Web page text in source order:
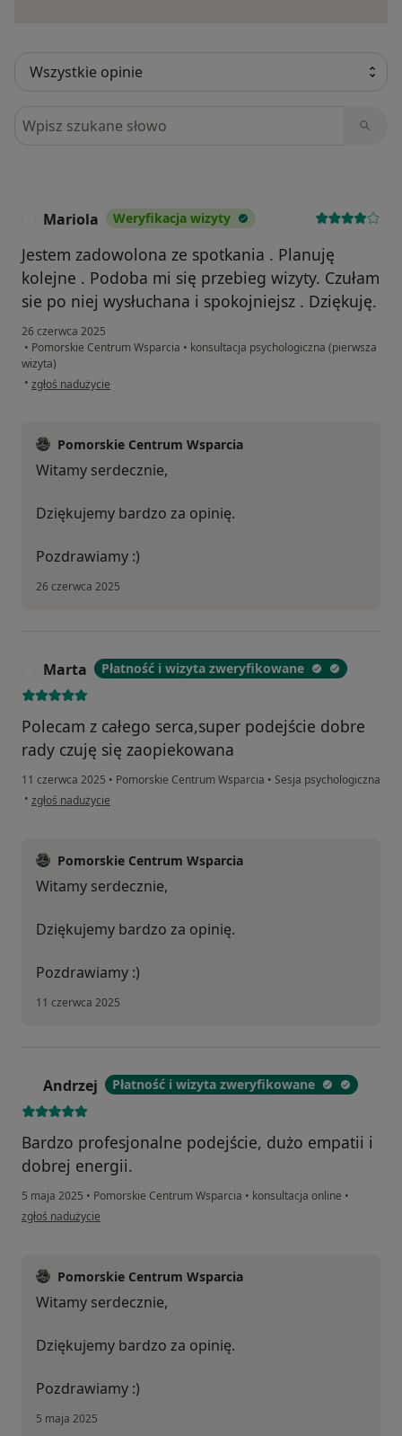
Szukaj w opiniach
Mariola Weryfikacja wizyty
Jestem zadowolona ze spotkania . Planuję
kolejne . Podoba mi się przebieg wizyty. Czułam
sie po niej wysłuchana i spokojniejsz . Dziękuję.
26 czerwca 2025
• Pomorskie Centrum Wsparcia • konsultacja psychologiczna (pierwsza
wizyta)
• w opinii użytkownika Mariola
zgłoś nadużycie
Pomorskie Centrum Wsparcia
Witamy serdecznie,
Dziękujemy bardzo za opinię.
Pozdrawiamy :)
26 czerwca 2025
Marta Płatność i wizyta zweryfikowane
Polecam z całego serca,super podejście dobre
rady czuję się zaopiekowana
11 czerwca 2025 • Pomorskie Centrum Wsparcia • Sesja psychologiczna
• w opinii użytkownika Marta
zgłoś nadużycie
Pomorskie Centrum Wsparcia
Witamy serdecznie,
Dziękujemy bardzo za opinię.
Pozdrawiamy :)
11 czerwca 2025
Andrzej Płatność i wizyta zweryfikowane
Bardzo profesjonalne podejście, dużo empatii i
dobrej energii.
5 maja 2025 • Pomorskie Centrum Wsparcia • konsultacja online •
w opinii użytkownika Andrzej
zgłoś nadużycie
Pomorskie Centrum Wsparcia
Witamy serdecznie,
Dziękujemy bardzo za opinię.
Pozdrawiamy :)
5 maja 2025